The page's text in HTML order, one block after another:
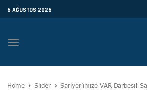
6 AĞUSTOS 2026
Toggle
Home Slider Sarıyer’imize VAR Darbesi!